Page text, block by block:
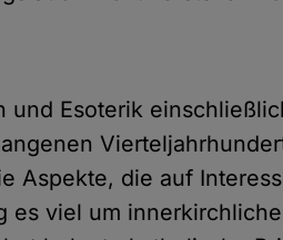
und Esoterik
Aspekte, die auf
es viel um